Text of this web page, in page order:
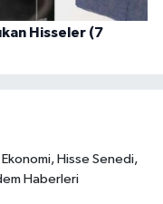
Hisseler (7
Hisse Senedi,
Haberleri